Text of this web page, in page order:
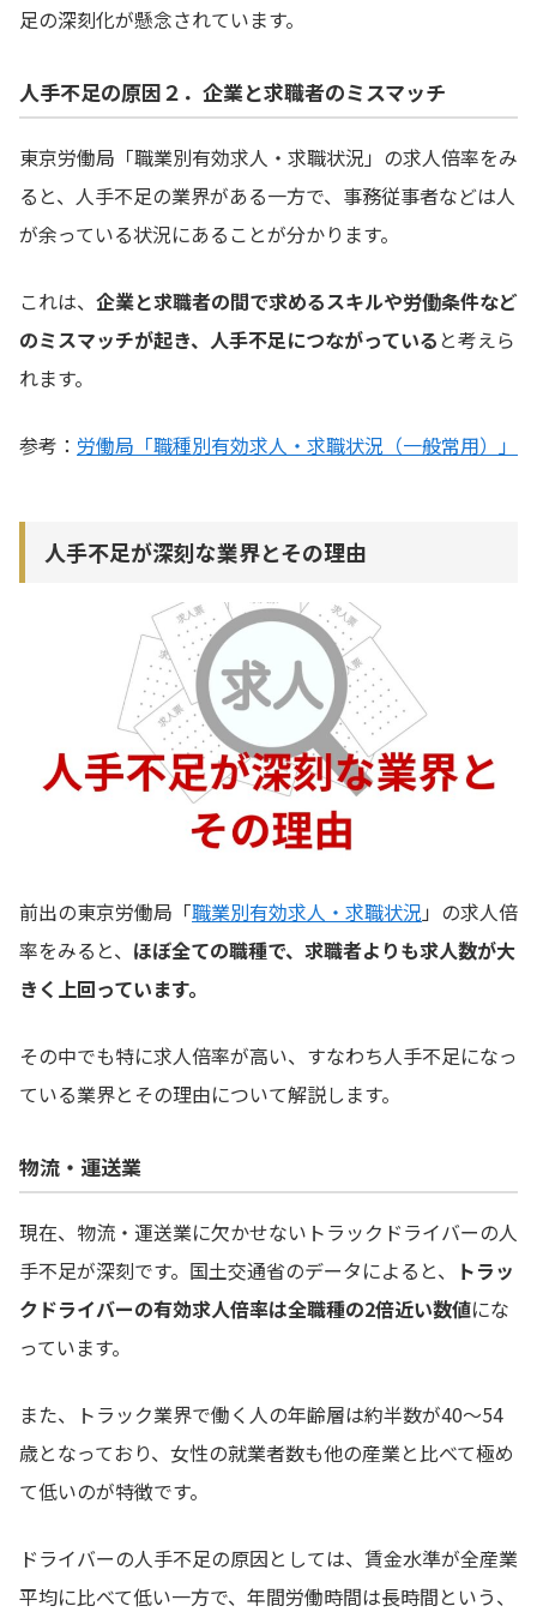
足の深刻化が懸念されています。
人手不足の原因２．企業と求職者のミスマッチ
東京労働局「職業別有効求人・求職状況」の求人倍率をみ
ると、人手不足の業界がある一方で、事務従事者などは人
が余っている状況にあることが分かります。
これは、 企業と求職者の間で求めるスキルや労働条件など
のミスマッチが起き、人手不足につながっている と考えら
れます。
参考： 労働局「職種別有効求人・求職状況（一般常用）」
人手不足が深刻な業界とその理由
前出の東京労働局「職業別有効求人・求職状況 」の求人倍
率をみると、 ほぼ全ての職種で、求職者よりも求人数が大
きく上回っています。
その中でも特に求人倍率が高い、すなわち人手不足になっ
ている業界とその理由について解説します。
物流・運送業
現在、物流・運送業に欠かせないトラックドライバーの人
手不足が深刻です。国土交通省のデータによると、 トラッ
クドライバーの有効求人倍率は全職種の2倍近い数値にな
っています。
また、トラック業界で働く人の年齢層は約半数が40〜54
歳となっており、女性の就業者数も他の産業と比べて極め
て低いのが特徴です。
ドライバーの人手不足の原因としては、賃金水準が全産業
平均に比べて低い一方で、年間労働時間は長時間という、